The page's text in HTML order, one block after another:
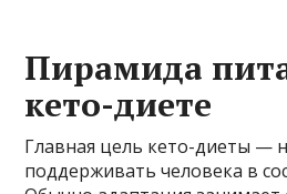
Пирамида
кето-диете
Главная цель кето-диеты —
поддерживать человека в